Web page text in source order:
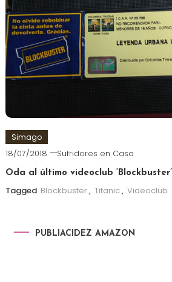
Simago
18/07/2018 Sufridores en Casa
Oda al último videoclub ‘Blockbuster’
Tagged Blockbuster, Titanic , Videoclub
PUBLIACIDEZ AMAZON